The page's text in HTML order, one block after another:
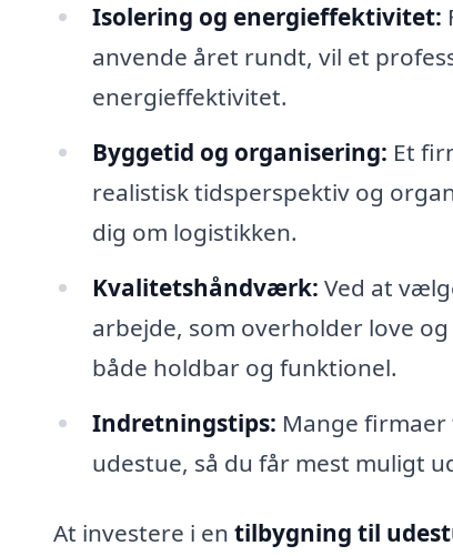
Isolering og energieffektivitet:
anvende året rundt, vil et
energieffektivitet.
Byggetid og organisering: Et
realistisk tidsperspektiv og
dig om logistikken.
Kvalitetshåndværk: Ved at
arbejde, som overholder love
både holdbar og funktionel.
Indretningstips: Mange
udestue, så du får mest muligt
At investere i en tilbygning til